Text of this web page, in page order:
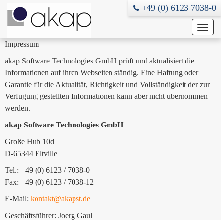
+49 (0) 6123 7038-0
Impressum
akap Software Technologies GmbH prüft und aktualisiert die
Informationen auf ihren Webseiten ständig. Eine Haftung oder
Garantie für die Aktualität, Richtigkeit und Vollständigkeit der zur
Verfügung gestellten Informationen kann aber nicht übernommen
werden.
akap Software Technologies GmbH
Große Hub 10d
D-65344 Eltville
Tel.: +49 (0) 6123 / 7038-0
Fax: +49 (0) 6123 / 7038-12
E-Mail: kontakt@akapst.de
Geschäftsführer: Joerg Gaul